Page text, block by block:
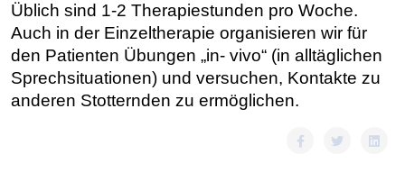
Üblich sind 1-2 Therapiestunden pro Woche.
Auch in der Einzeltherapie organisieren wir für
den Patienten Übungen „in- vivo“ (in alltäglichen
Sprechsituationen) und versuchen, Kontakte zu
anderen Stotternden zu ermöglichen.